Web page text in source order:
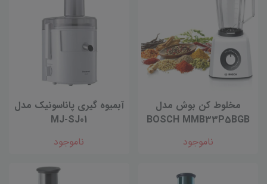
مخلوط کن بوش مدل
BOSCH MMB33P5BGB
ناموجود
آبمیوه گیری پاناسونیک مدل
MJ-SJ01
ناموجود